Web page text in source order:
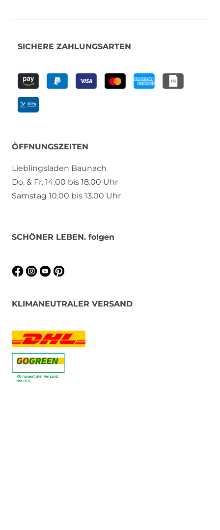
SICHERE ZAHLUNGSARTEN
ÖFFNUNGSZEITEN
Lieblingsladen Baunach
Do. & Fr. 14.00 bis 18.00 Uhr
Samstag 10.00 bis 13.00 Uhr
SCHÖNER LEBEN. folgen
KLIMANEUTRALER VERSAND